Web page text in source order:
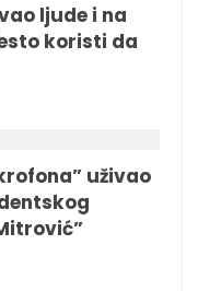
ljude i na
koristi da
uživao